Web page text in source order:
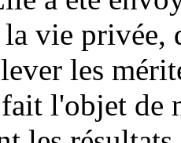
vie privée,
les
l'objet de